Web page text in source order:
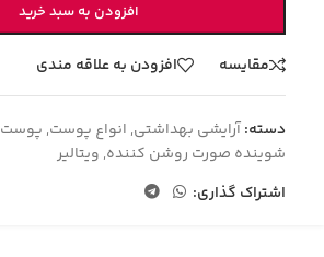
افزودن به سبد خرید
مقایسه افزودن به علاقه مندی
دسته:آرایشی بهداشتی, انواع پوست, پوست
شوینده صورت روشن کننده, ویتالیر
اشتراک گذاری: